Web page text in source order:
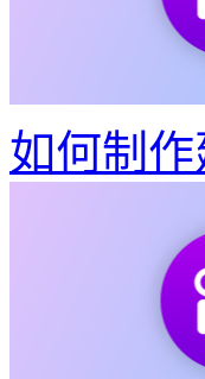
东京奥